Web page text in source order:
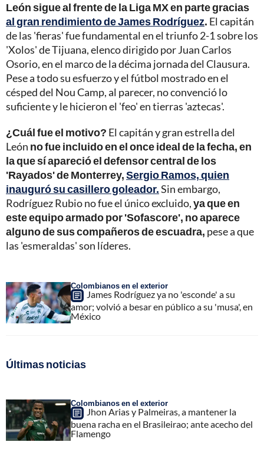
León sigue al frente de la Liga MX en parte gracias
al gran rendimiento de James Rodríguez. El capitán
de las 'fieras' fue fundamental en el triunfo 2-1 sobre los
'Xolos' de Tijuana, elenco dirigido por Juan Carlos
Osorio, en el marco de la décima jornada del Clausura.
Pese a todo su esfuerzo y el fútbol mostrado en el
césped del Nou Camp, al parecer, no convenció lo
suficiente y le hicieron el 'feo' en tierras 'aztecas'.
¿Cuál fue el motivo? El capitán y gran estrella del
León no fue incluido en el once ideal de la fecha, en
la que sí apareció el defensor central de los
'Rayados' de Monterrey,Sergio Ramos, quien
inauguró su casillero goleador.Sin embargo,
Rodríguez Rubio no fue el único excluido,ya que en
este equipo armado por 'Sofascore', no aparece
alguno de sus compañeros de escuadra, pese a que
las 'esmeraldas' son líderes.
Colombianos en el exterior
James Rodríguez ya no 'esconde' a su
amor; volvió a besar en público a su 'musa', en
México
Últimas noticias
Colombianos en el exterior
Jhon Arias y Palmeiras, a mantener la
buena racha en el Brasileirao; ante acecho del
Flamengo